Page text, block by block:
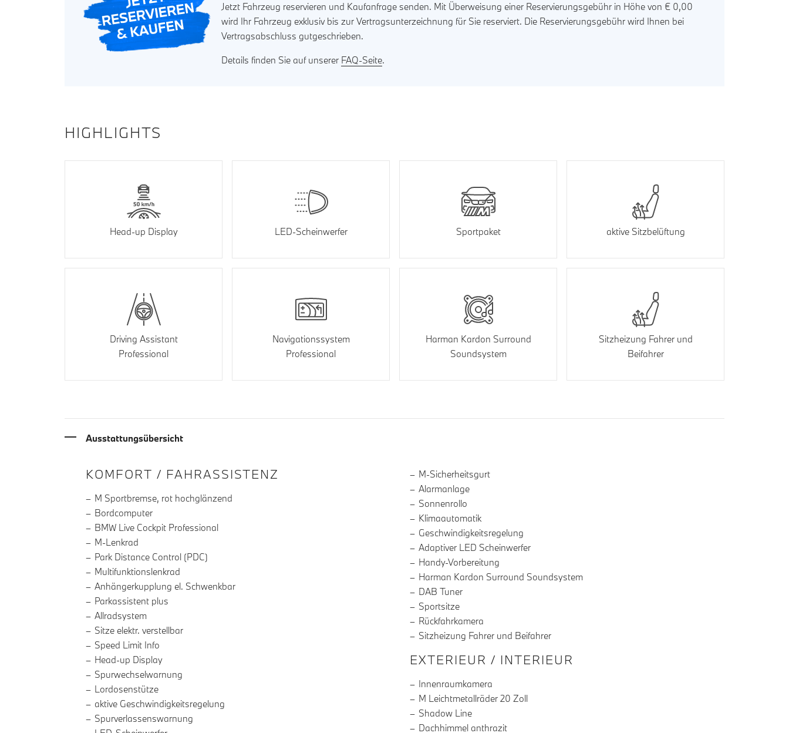
Jetzt Fahrzeug reservieren und Kaufanfrage senden. Mit Überweisung einer Reservierungsgebühr in Höhe von € 0,00
wird Ihr Fahrzeug exklusiv bis zur Vertragsunterzeichnung für Sie reserviert. Die Reservierungsgebühr wird Ihnen bei
Vertragsabschluss gutgeschrieben.
Details finden Sie auf unserer FAQ-Seite.
HIGHLIGHTS
Head-up Display LED-Scheinwerfer Sportpaket aktive Sitzbelüftung
Driving Assistant
Professional
Navigationssystem
Professional
Harman Kardon Surround
Soundsystem
Sitzheizung Fahrer und
Beifahrer
Ausstattungsübersicht
INFORMATIONEN ÜBER DIE AUSSTATTUNG
KOMFORT / FAHRASSISTENZ
M Sportbremse, rot hochglänzend
Bordcomputer
BMW Live Cockpit Professional
M-Lenkrad
Park Distance Control (PDC)
Multifunktionslenkrad
Anhängerkupplung el. Schwenkbar
Parkassistent plus
Allradsystem
Sitze elektr. verstellbar
Speed Limit Info
Head-up Display
Spurwechselwarnung
Lordosenstütze
aktive Geschwindigkeitsregelung
Spurverlassenswarnung
M-Sicherheitsgurt
Alarmanlage
Sonnenrollo
Klimaautomatik
Geschwindigkeitsregelung
Adaptiver LED Scheinwerfer
Handy-Vorbereitung
Harman Kardon Surround Soundsystem
DAB Tuner
Sportsitze
Rückfahrkamera
Sitzheizung Fahrer und Beifahrer
EXTERIEUR / INTERIEUR
Innenraumkamera
M Leichtmetallräder 20 Zoll
Shadow Line
Dachhimmel anthrazit